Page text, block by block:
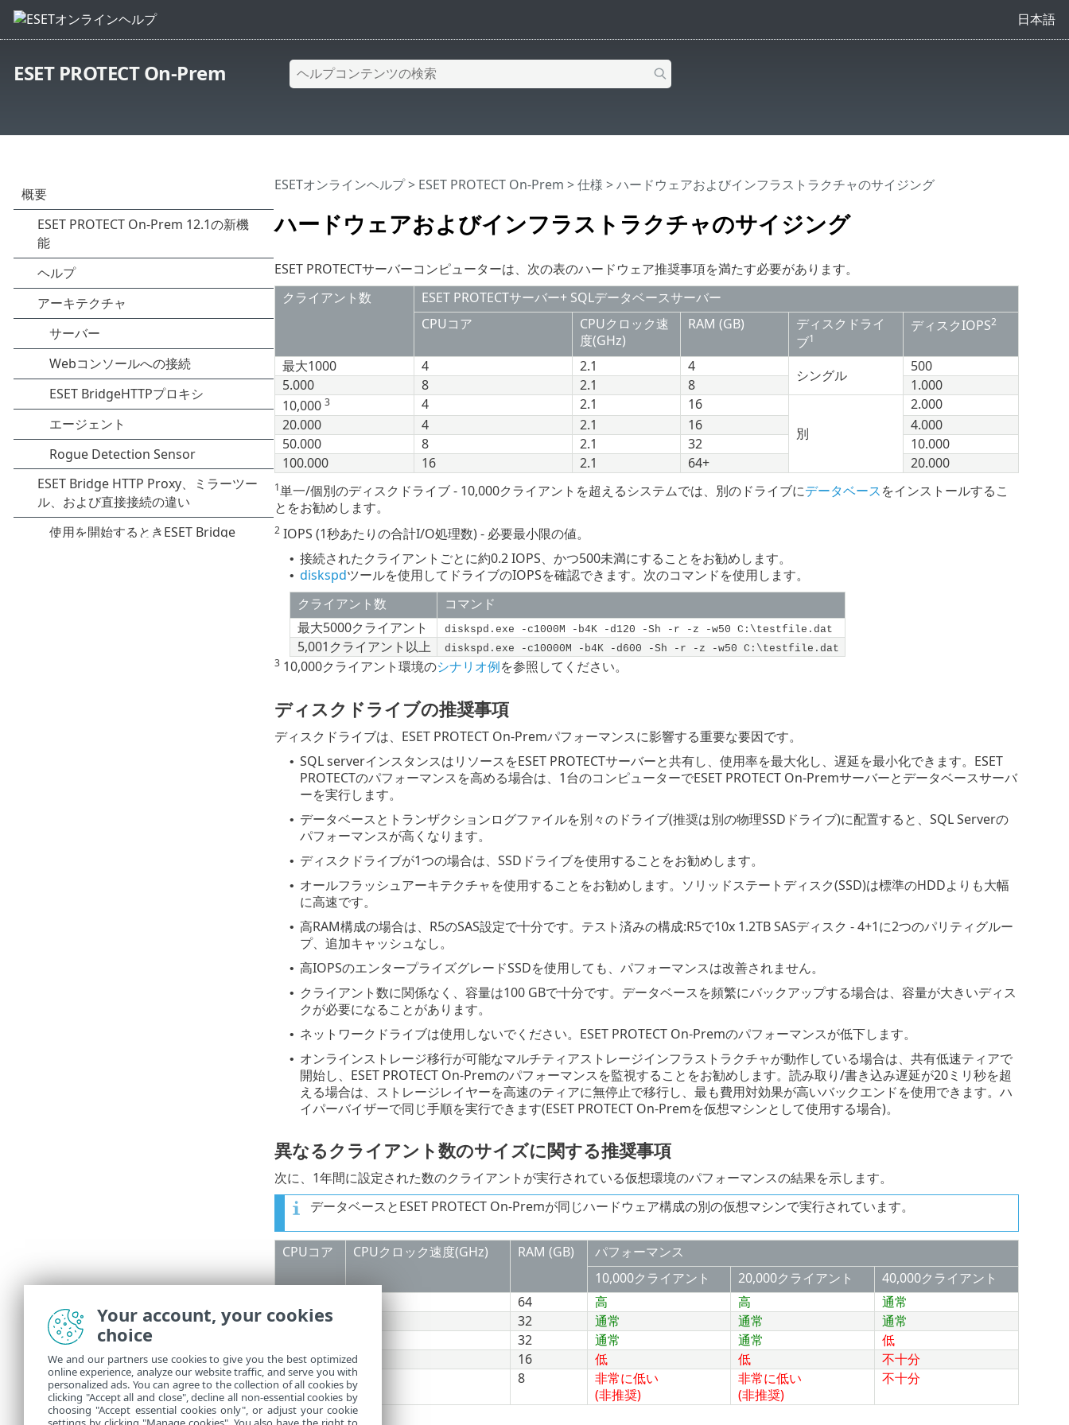
日本語
ESET PROTECT On-Prem
ハードウェアおよびインフラストラクチャのサイジング
ESETオンラインヘルプ> ESET PROTECT On-Prem >仕様 > ハードウェアおよびインフラストラクチャのサイジング
ESET PROTECTサーバーコンピューターは、次の表のハードウェア推奨事項を満たす必要があります。
クライアント数
ESET PROTECTサーバー+ SQLデータベースサーバー
CPUコア
CPUクロック速
度(GHz)
RAM (GB)
ディスクドライ
ブ1
ディスクIOPS2
最大1000 4 2.1 4
シングル
500
5.000
8 2.1 8
1.000
10,000 3 4 2.1
16
別
2.000
20.000
4 2.1 16
4.000
50.000
8 2.1 32
10.000
100.000
16 2.1 64+ 20.000
1単一/個別のディスクドライブ - 10,000クライアントを超えるシステムでは、別のドライブにデータベースをインストールするこ
とをお勧めします。
2IOPS (1秒あたりの合計I/O処理数) - 必要最小限の値。
• 接続されたクライアントごとに約0.2 IOPS、かつ500未満にすることをお勧めします。
• diskspdツールを使用してドライブのIOPSを確認できます。次のコマンドを使用します。
クライアント数
コマンド
最大5000クライアント
diskspd.exe -c1000M -b4K -d120 -Sh -r -z -w50 C:\testfile.dat
5,001クライアント以上 diskspd.exe -c10000M -b4K -d600 -Sh -r -z -w50 C:\testfile.dat
310,000クライアント環境のシナリオ例を参照してください。
ディスクドライブの推奨事項
ディスクドライブは、ESET PROTECT On-Premパフォーマンスに影響する重要な要因です。
• SQL serverインスタンスはリソースをESET PROTECTサーバーと共有し、使用率を最大化し、遅延を最小化できます。ESET
PROTECTのパフォーマンスを高める場合は、1台のコンピューターでESET PROTECT On-Premサーバーとデータベースサーバ
ーを実行します。
• データベースとトランザクションログファイルを別々のドライブ(推奨は別の物理SSDドライブ)に配置すると、SQL Serverの
パフォーマンスが高くなります。
• ディスクドライブが1つの場合は、SSDドライブを使用することをお勧めします。
• オールフラッシュアーキテクチャを使用することをお勧めします。ソリッドステートディスク(SSD)は標準のHDDよりも大幅
に高速です。
• 高RAM構成の場合は、R5のSAS設定で十分です。テスト済みの構成:R5で10x 1.2TB SASディスク - 4+1に2つのパリティグルー
プ、追加キャッシュなし。
• 高IOPSのエンタープライズグレードSSDを使用しても、パフォーマンスは改善されません。
• クライアント数に関係なく、容量は100 GBで十分です。データベースを頻繁にバックアップする場合は、容量が大きいディス
クが必要になることがあります。
• ネットワークドライブは使用しないでください。ESET PROTECT On-Premのパフォーマンスが低下します。
• オンラインストレージ移行が可能なマルチティアストレージインフラストラクチャが動作している場合は、共有低速ティアで
開始し、ESET PROTECT On-Premのパフォーマンスを監視することをお勧めします。読み取り/書き込み遅延が20ミリ秒を超
える場合は、ストレージレイヤーを高速のティアに無停止で移行し、最も費用対効果が高いバックエンドを使用できます。ハ
イパーバイザーで同じ手順を実行できます(ESET PROTECT On-Premを仮想マシンとして使用する場合)。
異なるクライアント数のサイズに関する推奨事項
次に、1年間に設定された数のクライアントが実行されている仮想環境のパフォーマンスの結果を示します。
データベースとESET PROTECT On-Premが同じハードウェア構成の別の仮想マシンで実行されています。
CPUコア CPUクロック速度(GHz) RAM (GB)
パフォーマンス
10,000クライアント
20,000クライアント
40,000クライアント
64 高 高
通常
8
32 通常 通常
通常
32 通常 通常
低
2
2.1 16 低 低
不十分
2
2.1 8
非常に低い
(非推奨)
非常に低い
(非推奨)
不十分
Your account, your cookies
choice
We and our partners use cookies to give you the best optimized
online experience, analyze our website traffic, and serve you with
personalized ads. You can agree to the collection of all cookies by
clicking "Accept all and close", decline all non-essential cookies by
choosing "Accept essential cookies only", or adjust your cookie